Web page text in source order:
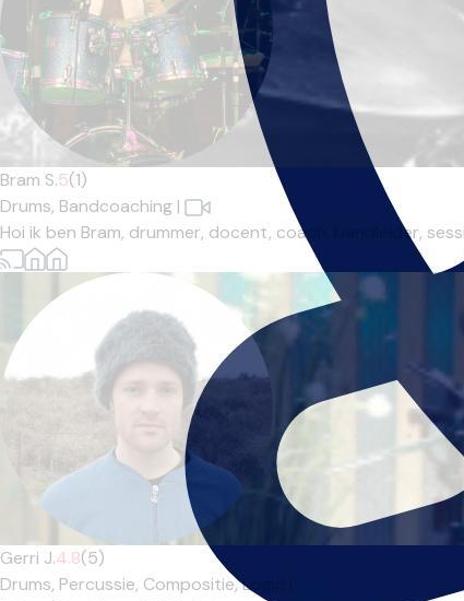
Bram S.5(1)
Drums, Bandcoaching |
Hoi ik ben Bram, drummer, docent, coach, bandleider,
Gerri J.4.8(5)
Drums, Percussie, Compositie,Logic